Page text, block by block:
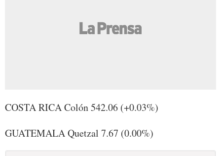
COSTA RICA Colón 542.06 (+0.03%)
GUATEMALA Quetzal 7.67 (0.00%)